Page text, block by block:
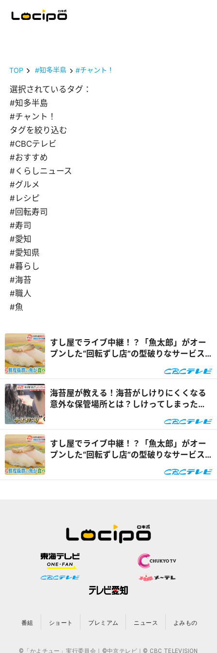
TOP #知多半島 #チャント！
選択されているタグ：
#知多半島
#チャント！
タグを絞り込む
#CBCテレビ
#おすすめ
#くらしニュース
#グルメ
#レシピ
#回転寿司
#寿司
#愛知
#愛知県
#暮らし
#海苔
#職人
#魚
すし屋でライブ中継！？「魚太郎」がオー
プンした“回転ずし店”の型破りなサービス
海苔屋が教える！海苔がしけりにくくなる
意外な保管場所とは？しけってしまった場
すし屋でライブ中継！？「魚太郎」がオー
プンした“回転ずし店”の型破りなサービス
番組 ショート プレミアム ニュース よみもの
©「かよチュー」実行委員会｜©中京テレビ｜© CBC TELEVISION